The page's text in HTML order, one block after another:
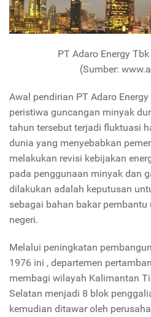
PT Adaro Energy
(Sumber:
Awal pendirian PT Adaro
peristiwa guncangan minyak
tahun tersebut terjadi fluktuasi
dunia yang menyebabkan
melakukan revisi kebijakan
pada penggunaan minyak dan
dilakukan adalah keputusan
sebagai bahan bakar
negeri.
Melalui peningkatan
1976 ini , departemen
membagi wilayah Kalimantan
Selatan menjadi 8 blok
kemudian ditawar oleh